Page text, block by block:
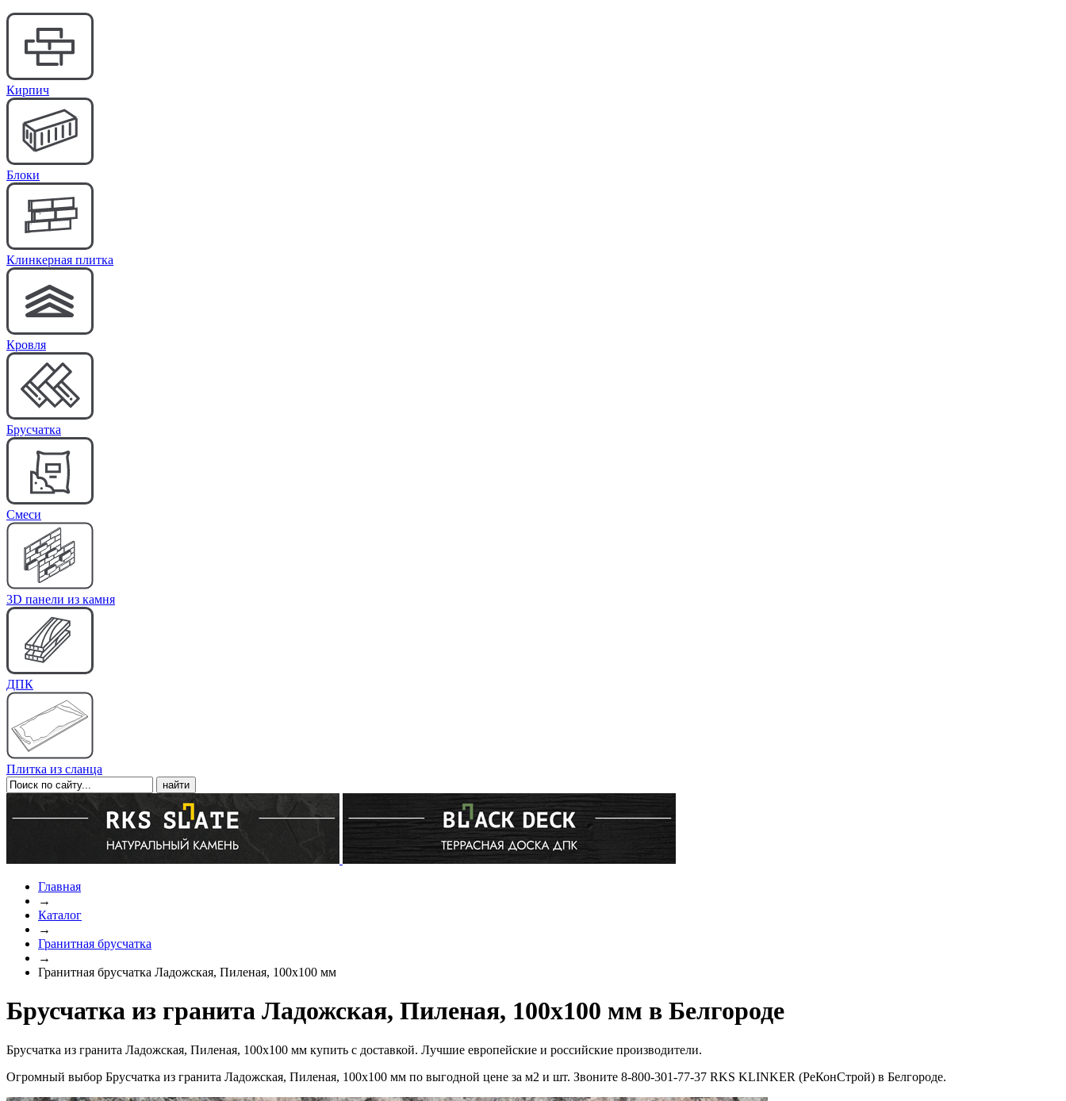
Кирпич
Блоки
Клинкерная плитка
Кровля
Брусчатка
Cмеси
3D панели из камня
ДПК
Плитка из сланца
Главная
→
Каталог
→
Гранитная брусчатка
→
Гранитная брусчатка Ладожская, Пиленая, 100x100 мм
Брусчатка из гранита Ладожская, Пиленая, 100x100 мм в Белгороде
Брусчатка из гранита Ладожская, Пиленая, 100x100 мм купить с доставкой. Лучшие европейские и российские производители.
Огромный выбор Брусчатка из гранита Ладожская, Пиленая, 100x100 мм по выгодной цене за м2 и шт. Звоните 8-800-301-77-37 RKS KLINKER (РеКонСтрой) в Белгороде.